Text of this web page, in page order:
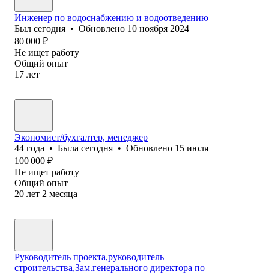
Инженер по водоснабжению и водоотведению
Был сегодня • Обновлено 10 ноября 2024
80 000 ₽
Не ищет работу
Общий опыт
17 лет
Экономист/бухгалтер, менеджер
44 года • Была сегодня • Обновлено 15 июля
100 000 ₽
Не ищет работу
Общий опыт
20 лет 2 месяца
Руководитель проекта,руководитель
строительства,Зам.генерального директора по